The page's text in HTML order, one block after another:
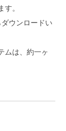
。
ウンロードい
ムは、約一ヶ